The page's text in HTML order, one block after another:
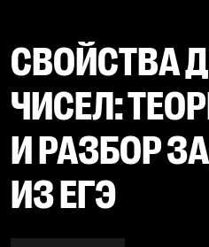
СВОЙСТВА
ЧИСЕЛ:
И РАЗБОР
ИЗ ЕГЭ